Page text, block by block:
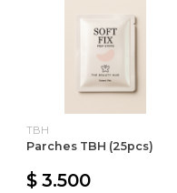
TBH
Parches TBH (25pcs)
$ 3.500